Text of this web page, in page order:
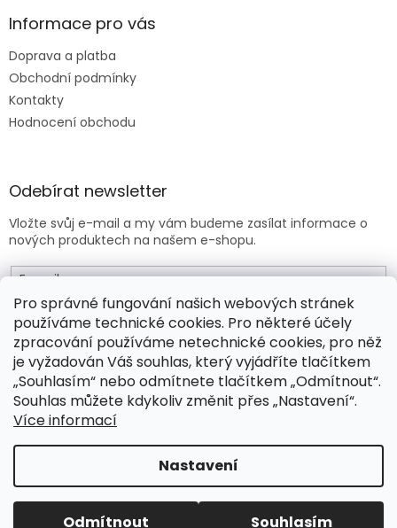
Pro správné fungování našich webových stránek
používáme technické cookies. Pro některé účely
zpracování používáme netechnické cookies, pro něž
je vyžadován Váš souhlas, který vyjádříte tlačítkem
„Souhlasím“ nebo odmítnete tlačítkem „Odmítnout“.
Souhlas můžete kdykoliv změnit přes „Nastavení“.
Více informací
Nastavení
Odmítnout Souhlasím
Informace pro vás
Doprava a platba
Obchodní podmínky
Kontakty
Hodnocení obchodu
Odebírat newsletter
Vložte svůj e-mail a my vám budeme zasílat informace o
nových produktech na našem e-shopu.
E-mail
Vložením e-mailu souhlasíte sobchodními podmínkami .
PŘIHLÁSIT SE
Copyright 2026Drogeo.cz. Všechna práva vyhrazena.
Upravit nastavení cookies